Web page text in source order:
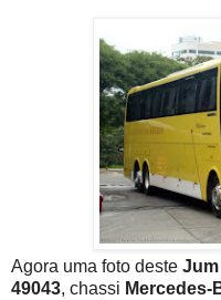
Agora uma foto deste
49043, chassi Mercedes-